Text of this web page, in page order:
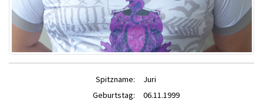
Spitzname:
Juri
Geburtstag:
06.11.1999